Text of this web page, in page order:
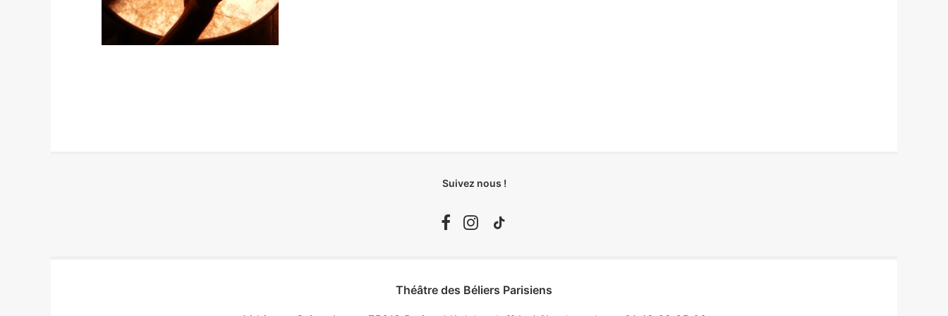
Suivez nous !
Théâtre des Béliers Parisiens